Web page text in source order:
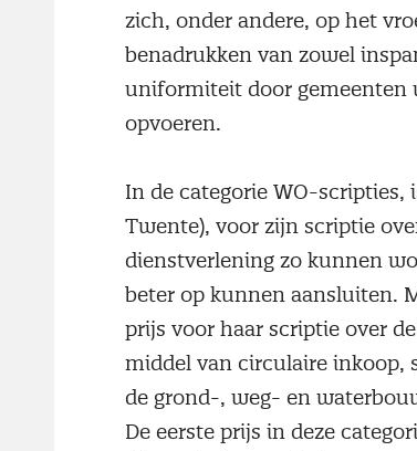
zich, onder andere, op het
benadrukken van zowel
uniformiteit door gemeenten
opvoeren.
In de categorie WO-scripties,
Twente), voor zijn scriptie
dienstverlening zo kunnen
beter op kunnen aansluiten.
prijs voor haar scriptie over
middel van circulaire inkoop,
de grond-, weg- en
De eerste prijs in deze